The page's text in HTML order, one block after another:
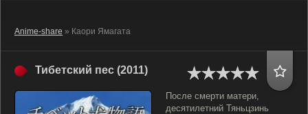
Anime-share » Каори Ямагата
Тибетский пес (2011)
После смерти матери,
десятилетний Тяньцзинь